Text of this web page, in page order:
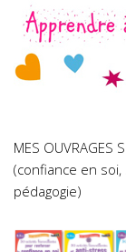
MES OUVRAGES
(confiance en
pédagogie)